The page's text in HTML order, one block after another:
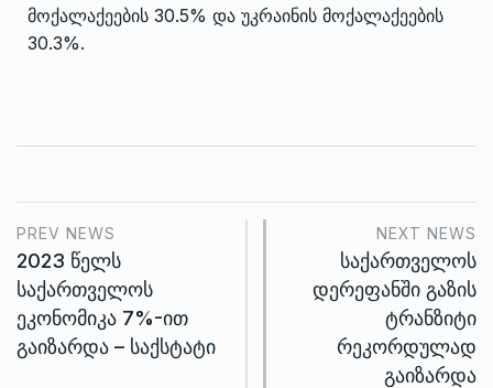
მოქალაქეების 30.5% და უკრაინის მოქალაქეების
30.3%.
PREV NEWS
2023 წელს
საქართველოს
ეკონომიკა 7%-ით
გაიზარდა – საქსტატი
NEXT NEWS
საქართველოს
დერეფანში გაზის
ტრანზიტი
რეკორდულად
გაიზარდა